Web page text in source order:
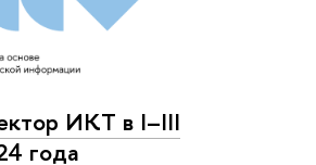
ИКТ в I–III
года